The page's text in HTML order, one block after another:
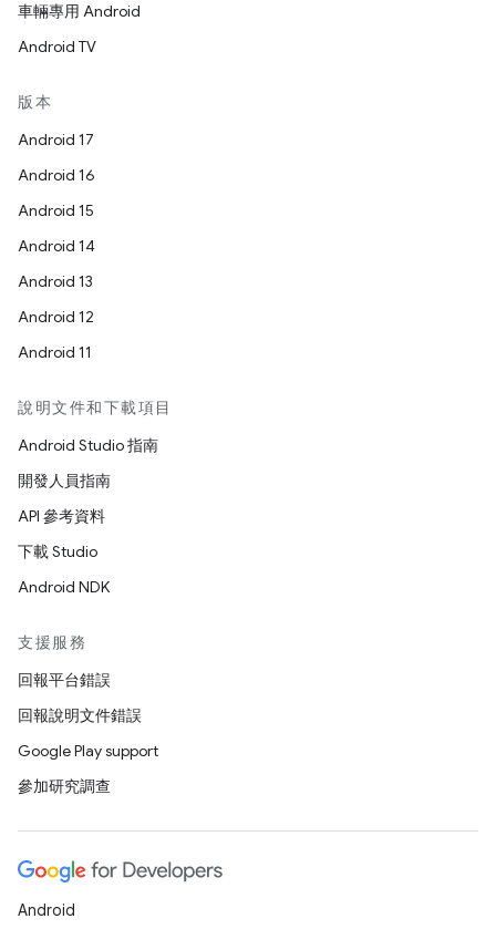
車輛專用 Android
Android TV
版本
Android 17
Android 16
Android 15
Android 14
Android 13
Android 12
Android 11
說明文件和下載項目
Android Studio 指南
開發人員指南
API 參考資料
下載 Studio
Android NDK
支援服務
回報平台錯誤
回報說明文件錯誤
Google Play support
參加研究調查
Android